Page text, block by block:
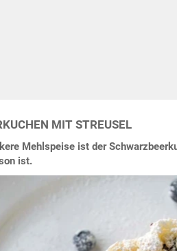
MIT STREUSEL
Mehlspeise ist der
ist.